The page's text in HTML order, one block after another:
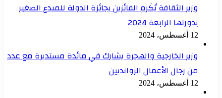
وزير الثقافة يُكَرم الفائزين بجائزة الدولة للمبدع الصغير
بدورتها الرابعة 2024
12 أغسطس، 2024
وزير الخارجية والهجرة يشارك في مائدة مستديرة مع عدد
من رجال الأعمال الروانديين
12 أغسطس، 2024